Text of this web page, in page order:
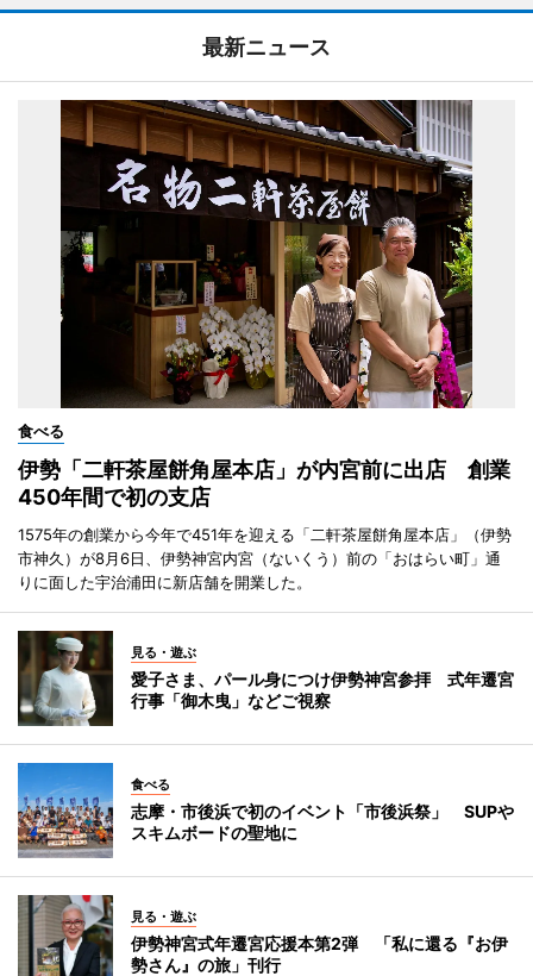
最新ニュース
食べる
伊勢「二軒茶屋餅角屋本店」が内宮前に出店 創業
450年間で初の支店
1575年の創業から今年で451年を迎える「二軒茶屋餅角屋本店」（伊勢
市神久）が8月6日、伊勢神宮内宮（ないくう）前の「おはらい町」通
りに面した宇治浦田に新店舗を開業した。
見る・遊ぶ
愛子さま、パール身につけ伊勢神宮参拝 式年遷宮
行事「御木曳」などご視察
食べる
志摩・市後浜で初のイベント「市後浜祭」 SUPや
スキムボードの聖地に
見る・遊ぶ
伊勢神宮式年遷宮応援本第2弾 「私に還る『お伊
勢さん』の旅」刊行